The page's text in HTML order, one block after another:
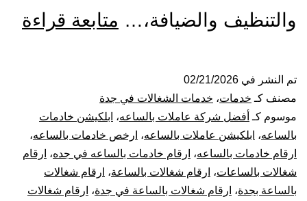
والتنظيف والضيافة،… متابعة قراءة
تم النشر في 02/21/2026
مصنف كـ خدمات، خدمات الشغالات في جدة
موسوم كـ أفضل شركة عاملات بالساعه، ابلكيشن خادمات
بالساعه، ابلكيشن عاملات بالساعه، ارخص خادمات بالساعه،
ارقام خادمات بالساعه، ارقام خادمات بالساعه في جده، ارقام
شغالات بالساعات، ارقام شغالات بالساعة، ارقام شغالات
بالساعة بجدة، ارقام شغالات بالساعة في جدة، ارقام شغالات